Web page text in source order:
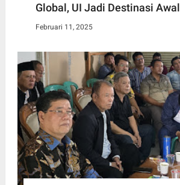
Global, UI Jadi Destinasi Awal
Februari 11, 2025